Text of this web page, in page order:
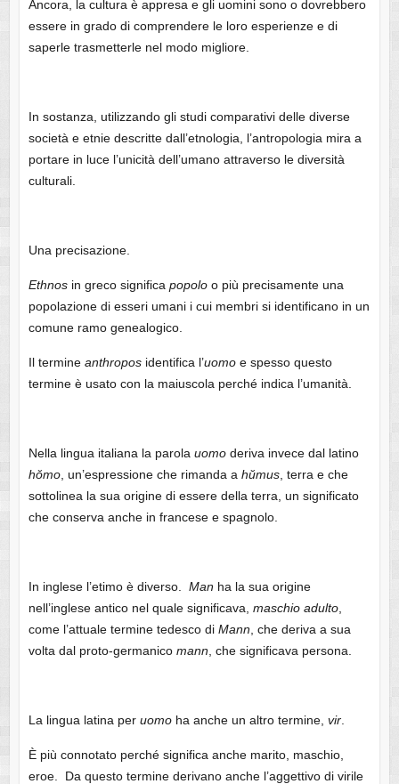
Ancora, la cultura è appresa e gli uomini sono o dovrebbero
essere in grado di comprendere le loro esperienze e di
saperle trasmetterle nel modo migliore.
In sostanza, utilizzando gli studi comparativi delle diverse
società e etnie descritte dall’etnologia, l’antropologia mira a
portare in luce l’unicità dell’umano attraverso le diversità
culturali.
Una precisazione.
Ethnosin greco significa popoloo più precisamente una
popolazione di esseri umani i cui membri si identificano in un
comune ramo genealogico.
Il termine anthroposidentifica l’uomoe spesso questo
termine è usato con la maiuscola perché indica l’umanità.
Nella lingua italiana la parola uomoderiva invece dal latino
hŏmo, un’espressione che rimanda a hŭmus, terra e che
sottolinea la sua origine di essere della terra, un significato
che conserva anche in francese e spagnolo.
In inglese l’etimo è diverso. Man ha la sua origine
nell’inglese antico nel quale significava, maschio adulto,
come l’attuale termine tedesco di Mann , che deriva a sua
volta dal proto-germanico mann , che significava persona.
La lingua latina per uomoha anche un altro termine, vir.
È più connotato perché significa anche marito, maschio,
eroe. Da questo termine derivano anche l’aggettivo di virile